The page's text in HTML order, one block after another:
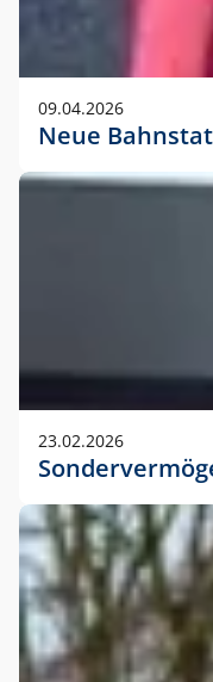
09.04.2026
Neue
23.02.2026